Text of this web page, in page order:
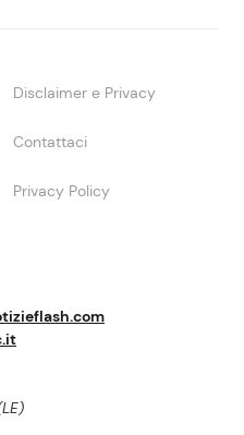
Disclaimer e Privacy
Contattaci
Privacy Policy